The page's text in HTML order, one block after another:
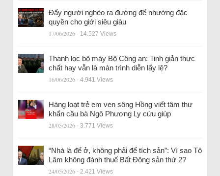
Đẩy người nghèo ra đường để nhường đặc
quyền cho giới siêu giàu
17/06/2026 - 14.527 Views
Thanh lọc bộ máy Bộ Công an: Tinh giản thực
chất hay vẫn là màn trình diễn lấy lệ?
16/06/2026 - 4.941 Views
Hàng loạt trẻ em ven sông Hồng viết tâm thư
khẩn cầu bà Ngô Phương Ly cứu giúp
28/05/2026 - 3.771 Views
“Nhà là để ở, không phải để tích sản”: Vì sao Tô
Lâm không đánh thuế Bất Động sản thứ 2?
24/05/2026 - 2.421 Views